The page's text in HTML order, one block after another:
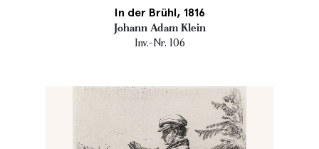
In der Brühl, 1816
Johann Adam Klein
Inv.-Nr. 106